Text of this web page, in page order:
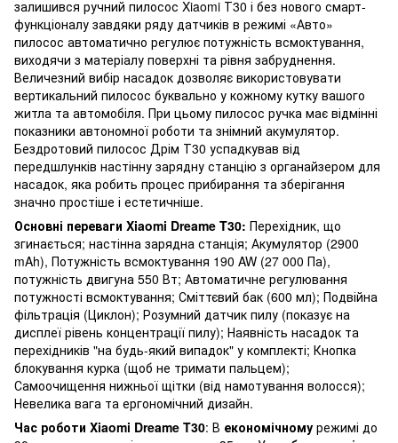
залишився ручний пилосос Xiaomi Т30 і без нового смарт-
функціоналу завдяки ряду датчиків в режимі «Авто»
пилосос автоматично регулює потужність всмоктування,
виходячи з матеріалу поверхні та рівня забруднення.
Величезний вибір насадок дозволяє використовувати
вертикальний пилосос буквально у кожному кутку вашого
житла та автомобіля. При цьому пилосос ручка має відмінні
показники автономної роботи та знімний акумулятор.
Бездротовий пилосос Дрім Т30 успадкував від
передшлунків настінну зарядну станцію з органайзером для
насадок, яка робить процес прибирання та зберігання
значно простіше і естетичніше.
Основні переваги Xiaomi Dreame T30: Перехідник, що
згинається; настінна зарядна станція; Акумулятор (2900
mAh), Потужність всмоктування 190 AW (27 000 Па),
потужність двигуна 550 Вт; Автоматичне регулювання
потужності всмоктування; Сміттєвий бак (600 мл); Подвійна
фільтрація (Циклон); Розумний датчик пилу (показує на
дисплеї рівень концентрації пилу); Наявність насадок та
перехідників "на будь-який випадок" у комплекті; Кнопка
блокування курка (щоб не тримати пальцем);
Самоочищення нижньої щітки (від намотування волосся);
Невелика вага та ергономічний дизайн.
Час роботи Xiaomi Dreame T30: В економічному режимі до